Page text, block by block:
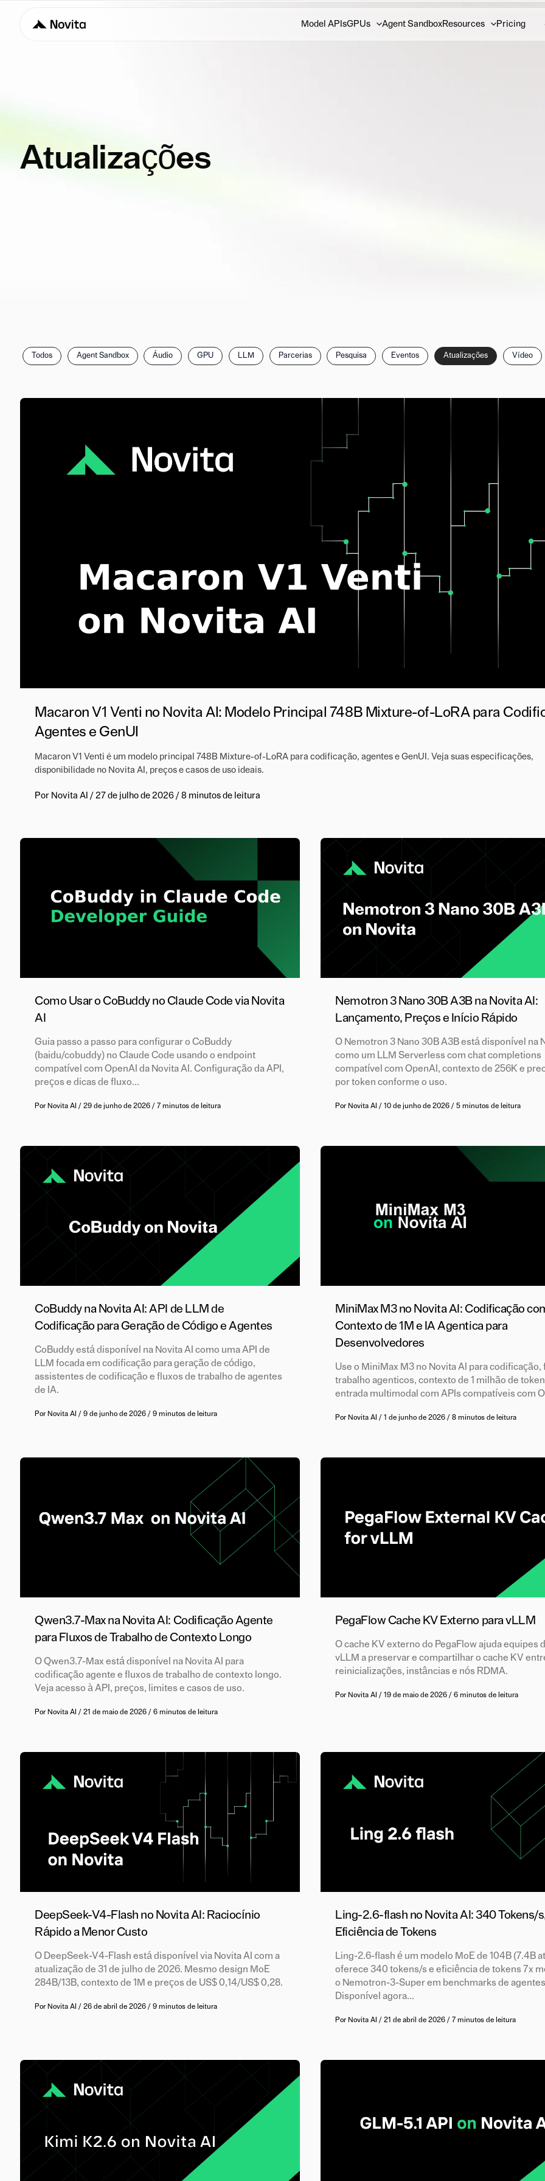
Model APIsGPUs Agent SandboxResources Pricing
Atualizações
Filtrar
posts
Todos Agent Sandbox Áudio GPU LLM Parcerias Pesquisa Eventos Atualizações Vídeo
Macaron V1 Venti no Novita AI: Modelo Principal 748B Mixture-of-LoRA para
Agentes e GenUI
Macaron V1 Venti é um modelo principal 748B Mixture-of-LoRA para codificação, agentes e GenUI. Veja suas especificações,
disponibilidade no Novita AI, preços e casos de uso ideais.
Por Novita AI / 27 de julho de 2026 / 8 minutos de leitura
Como Usar o CoBuddy no Claude Code via Novita
AI
Guia passo a passo para configurar o CoBuddy
(baidu/cobuddy) no Claude Code usando o endpoint
compatível com OpenAI da Novita AI. Configuração da API,
preços e dicas de fluxo...
Por Novita AI / 29 de junho de 2026 / 7 minutos de leitura
Nemotron 3 Nano 30B A3B na Novita AI:
Lançamento, Preços e Início Rápido
O Nemotron 3 Nano 30B A3B está disponível na
como um LLM Serverless com chat completions
compatível com OpenAI, contexto de 256K e
por token conforme o uso.
Por Novita AI / 10 de junho de 2026 / 5 minutos de leitura
CoBuddy na Novita AI: API de LLM de
Codificação para Geração de Código e Agentes
CoBuddy está disponível na Novita AI como uma API de
LLM focada em codificação para geração de código,
assistentes de codificação e fluxos de trabalho de agentes
de IA.
Por Novita AI / 9 de junho de 2026 / 9 minutos de leitura
MiniMax M3 no Novita AI: Codificação
Contexto de 1M e IA Agentica para
Desenvolvedores
Use o MiniMax M3 no Novita AI para codificação,
trabalho agenticos, contexto de 1 milhão de
entrada multimodal com APIs compatíveis com
Por Novita AI / 1 de junho de 2026 / 8 minutos de leitura
Qwen3.7-Max na Novita AI: Codificação Agente
para Fluxos de Trabalho de Contexto Longo
O Qwen3.7-Max está disponível na Novita AI para
codificação agente e fluxos de trabalho de contexto longo.
Veja acesso à API, preços, limites e casos de uso.
Por Novita AI / 21 de maio de 2026 / 6 minutos de leitura
PegaFlow Cache KV Externo para vLLM
O cache KV externo do PegaFlow ajuda equipes
vLLM a preservar e compartilhar o cache KV
reinicializações, instâncias e nós RDMA.
Por Novita AI / 19 de maio de 2026 / 6 minutos de leitura
DeepSeek-V4-Flash no Novita AI: Raciocínio
Rápido a Menor Custo
O DeepSeek-V4-Flash está disponível via Novita AI com a
atualização de 31 de julho de 2026. Mesmo design MoE
284B/13B, contexto de 1M e preços de US$ 0,14/US$ 0,28.
Por Novita AI / 26 de abril de 2026 / 9 minutos de leitura
Ling-2.6-flash no Novita AI: 340 Tokens/
Eficiência de Tokens
Ling-2.6-flash é um modelo MoE de 104B (7.4B
oferece 340 tokens/s e eficiência de tokens 7x
o Nemotron-3-Super em benchmarks de
Disponível agora...
Por Novita AI / 21 de abril de 2026 / 7 minutos de leitura